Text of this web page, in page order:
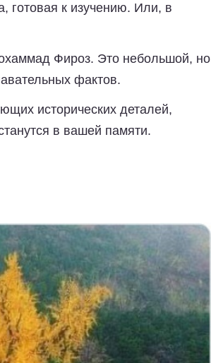
готовая к изучению. Или, в
Фироз. Это небольшой, но
фактов.
исторических деталей,
в вашей памяти.